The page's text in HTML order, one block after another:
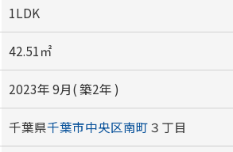
1LDK
42.51㎡
2023年 9月( 築2年 )
千葉県千葉市中央区南町３丁目